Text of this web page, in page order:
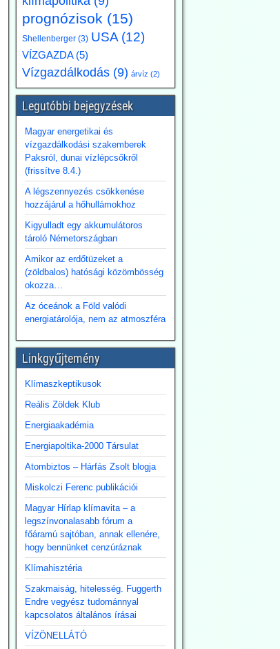
prognózisok (15)
Shellenberger(3) USA(12)
VÍZGAZDA(5)
Vízgazdálkodás(9) árvíz (2)
Legutóbbi bejegyzések
Magyar energetikai és
vízgazdálkodási szakemberek
Paksról, dunai vízlépcsőkről
(frissítve 8.4.)
A légszennyezés csökkenése
hozzájárul a hőhullámokhoz
Kigyulladt egy akkumulátoros
tároló Németországban
Amikor az erdőtüzeket a
(zöldbalos) hatósági közömbösség
okozza…
Az óceánok a Föld valódi
energiatárolója, nem az atmoszféra
Linkgyűjtemény
Klímaszkeptikusok
Reális Zöldek Klub
Energiaakadémia
Energiapoltika-2000 Társulat
Atombiztos – Hárfás Zsolt blogja
Miskolczi Ferenc publikációi
Magyar Hírlap klímavita – a
legszínvonalasabb fórum a
főáramú sajtóban, annak ellenére,
hogy bennünket cenzúráznak
Klímahisztéria
Szakmaiság, hitelesség. Fuggerth
Endre vegyész tudománnyal
kapcsolatos általános írásai
VÍZÖNELLÁTÓ